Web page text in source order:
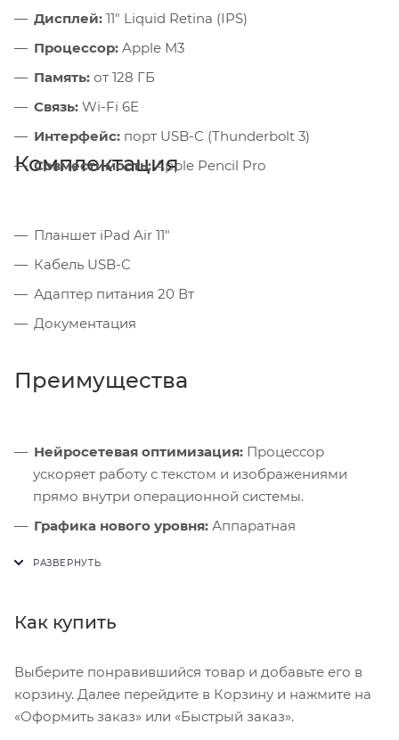
Дисплей: 11" Liquid Retina (IPS)
Процессор: Apple M3
Память: от 128 ГБ
Связь: Wi-Fi 6E
Интерфейс: порт USB-C (Thunderbolt 3)
Совместимость:Apple Pencil Pro
Комплектация
Планшет iPad Air 11"
Кабель USB-C
Адаптер питания 20 Вт
Документация
Преимущества
Нейросетевая оптимизация: Процессор
ускоряет работу с текстом и изображениями
прямо внутри операционной системы.
Графика нового уровня: Аппаратная
освещение в современных 3D-играх.
позволяет подключать внешние дисплеи и
Как купить
Выберите понравившийся товар и добавьте его в
корзину. Далее перейдите в Корзину и нажмите на
«Оформить заказ» или «Быстрый заказ».